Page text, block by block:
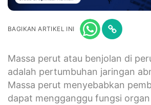
BAGIKAN ARTIKEL INI
Massa perut atau benjolan di
adalah pertumbuhan jaringan
Massa perut menyebabkan
dapat mengganggu fungsi